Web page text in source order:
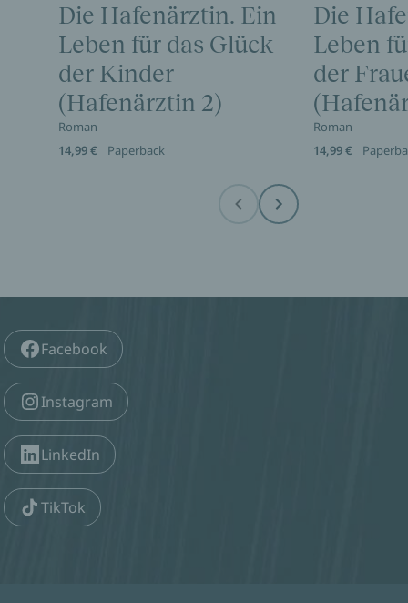
Die Hafenärztin. Ein
Leben für das Glück
der Kinder
(Hafenärztin 2)
Roman
14,99 €
Paperback
Die
Leben
der
Roman
14,99 €
Before Next
Facebook
Instagram
LinkedIn
TikTok